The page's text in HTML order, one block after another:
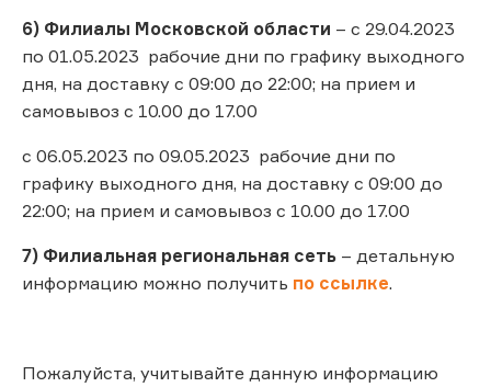
6) Филиалы Московской области – с 29.04.2023
по 01.05.2023 рабочие дни по графику выходного
дня, на доставку с 09:00 до 22:00; на прием и
самовывоз с 10.00 до 17.00
с 06.05.2023 по 09.05.2023 рабочие дни по
графику выходного дня, на доставку с 09:00 до
22:00; на прием и самовывоз с 10.00 до 17.00
7) Филиальная региональная сеть – детальную
информацию можно получить по ссылке.
Пожалуйста, учитывайте данную информацию